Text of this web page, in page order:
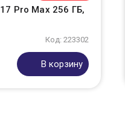
Pro Max 256 ГБ,
Код: 223302
В корзину